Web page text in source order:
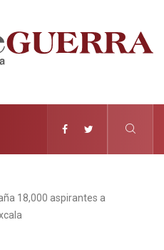
18,000 aspirantes a